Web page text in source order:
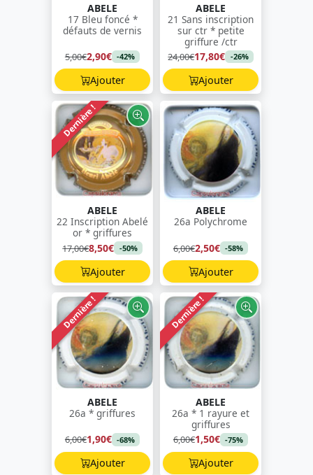
ABELE
17 Bleu foncé *
défauts de vernis
5,00€2,90€ -42%
Ajouter
ABELE
21 Sans inscription
sur ctr * petite
griffure /ctr
24,00€17,80€ -26%
Ajouter
Dernière !
ABELE
22 Inscription Abelé
or * griffures
17,00€8,50€ -50%
Ajouter
ABELE
26a Polychrome
6,00€2,50€ -58%
Ajouter
Dernière !
ABELE
26a * griffures
6,00€1,90€ -68%
Ajouter
Dernière !
ABELE
26a * 1 rayure et
griffures
6,00€1,50€ -75%
Ajouter